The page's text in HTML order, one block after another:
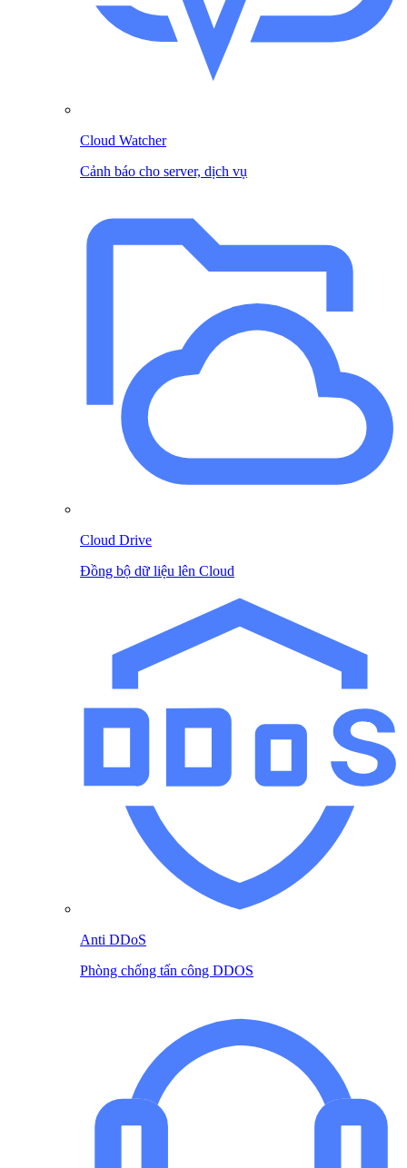
Cloud Watcher
Cảnh báo cho server, dịch vụ
Cloud Drive
Đồng bộ dữ liệu lên Cloud
Anti DDoS
Phòng chống tấn công DDOS